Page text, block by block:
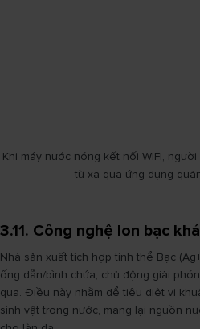
Khi máy nước nóng kết nối WIFI,
từ xa qua ứng dụng
3.11. Công nghệ Ion bạc
Nhà sản xuất tích hợp tinh thể Bạc
ống dẫn/bình chứa, chủ động giải
qua. Điều này nhằm để tiêu diệt vi
sinh vật trong nước, mang lại nguồn